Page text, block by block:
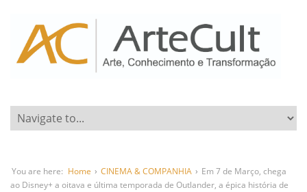
You are here: Home › CINEMA & COMPANHIA › Em 7 de Março, chega
ao Disney+ a oitava e última temporada de Outlander, a épica história de